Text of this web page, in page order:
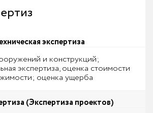
экспертиза
и конструкций;
экспертиза, оценка стоимости
оценка ущерба
(Экспертиза проектов)